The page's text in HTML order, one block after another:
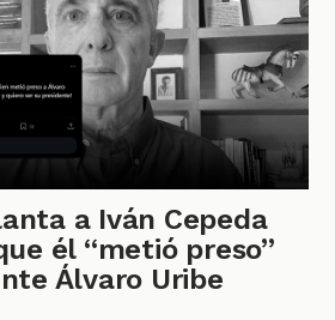
a Iván Cepeda
él “metió preso”
Álvaro Uribe